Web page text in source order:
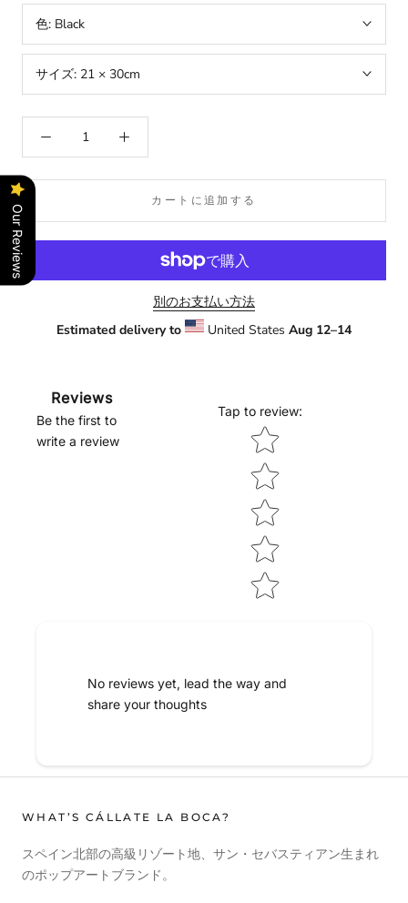
色: Black
サイズ: 21 × 30cm
カートに追加する
別のお支払い方法
Estimated delivery to
United States Aug 12⁠–14
Reviews
Be the first to
write a review
Tap to review:
Star rating
No reviews yet, lead the way and
share your thoughts
WHAT’S CÁLLATE LA BOCA?
スペイン北部の高級リゾート地、サン・セバスティアン生まれ
のポップアートブランド。
Our Reviews